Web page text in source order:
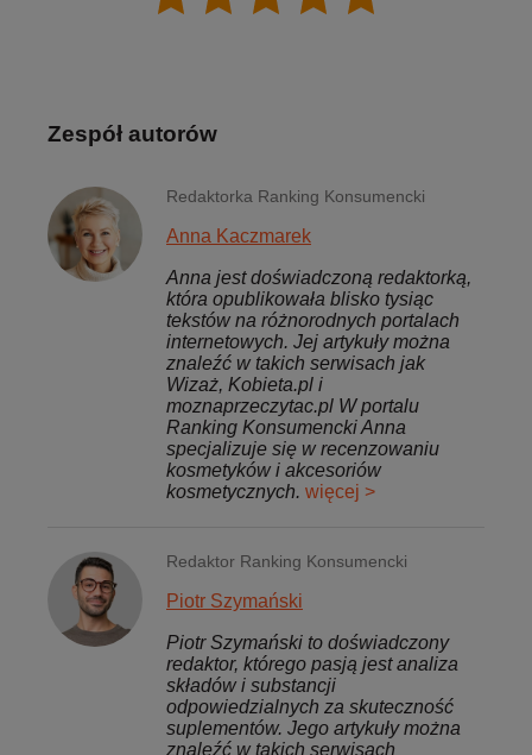
Zespół autorów
Redaktorka Ranking Konsumencki
Anna Kaczmarek
Anna jest doświadczoną redaktorką,
która opublikowała blisko tysiąc
tekstów na różnorodnych portalach
internetowych. Jej artykuły można
znaleźć w takich serwisach jak
Wizaż, Kobieta.pl i
moznaprzeczytac.pl W portalu
Ranking Konsumencki Anna
specjalizuje się w recenzowaniu
kosmetyków i akcesoriów
kosmetycznych. więcej >
Redaktor Ranking Konsumencki
Piotr Szymański
Piotr Szymański to doświadczony
redaktor, którego pasją jest analiza
składów i substancji
odpowiedzialnych za skuteczność
suplementów. Jego artykuły można
znaleźć w takich serwisach